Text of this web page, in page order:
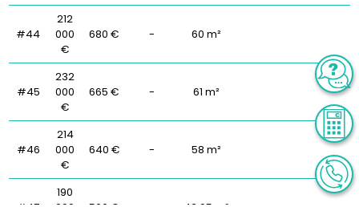
#44
212
000
€
680 € - 60 m²
#45
232
000
€
665 € - 61 m²
#46
214
000
€
640 € - 58 m²
190